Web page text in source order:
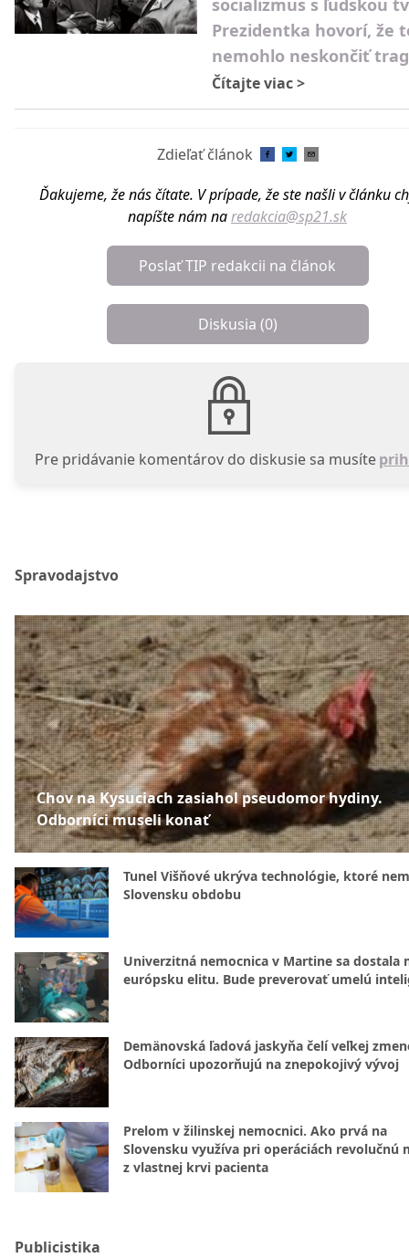
socializmus s ľudskou
Prezidentka hovorí, že
nemohlo neskončiť
Čítajte viac>
Zdieľať článok
Ďakujeme, že nás čítate. V prípade, že ste našli v článku
napíšte nám naredakcia@sp21.sk
Poslať TIP redakcii na článok
Diskusia (0)
Pre pridávanie komentárov do diskusie sa musíte
Spravodajstvo
Chov na Kysuciach zasiahol pseudomor hydiny.
Odborníci museli konať
Tunel Višňové ukrýva technológie, ktoré
Slovensku obdobu
Univerzitná nemocnica v Martine sa dostala
európsku elitu. Bude preverovať umelú
Demänovská ľadová jaskyňa čelí veľkej
Odborníci upozorňujú na znepokojivý vývoj
Prelom v žilinskej nemocnici. Ako prvá na
Slovensku využíva pri operáciách revolučnú
z vlastnej krvi pacienta
Publicistika